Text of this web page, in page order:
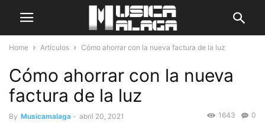
Home Artículos Cómo ahorrar con la nueva factura de la luz
Cómo ahorrar con la nueva
factura de la luz
By Musicamalaga - abril 20, 2021 0
1643